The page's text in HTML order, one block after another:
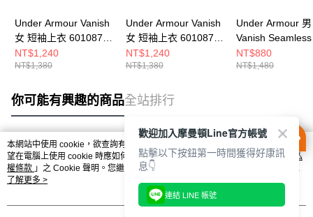
Under Armour Vanish
女 短袖上衣 6010870-
536
NT$1,240
NT$1,380
Under Armour Vanish
女 短袖上衣 6010870-
008
NT$1,240
NT$1,380
Under Armour 男
Vanish
短袖上衣
348
NT$880
NT$1,480
你可能有興趣的商品全站排行
熱門標籤
本網站中使用 cookie，欲查詢有關本網站使用 cookie 方式之詳情，及若您不希
望在電腦上使用 cookie 時應如何變更電腦的 cookie 設定，請參閱本網站「
隱私
權條款 」之 Cookie 聲明。您繼續使用本網站即表示您同意本公司得按本網站使
用條款之 Cookie 聲明使用 cookie。
了解更多 >
歡迎加入摩曼頓Line官方帳號
點擊以下按鈕第一時間獲得好康訊
息👇
連結 LINE 帳號